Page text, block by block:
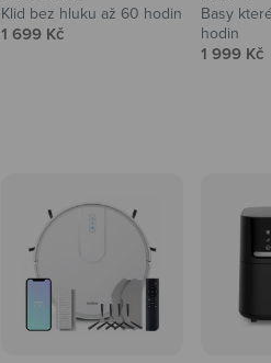
Klid bez hluku až 60 hodin
Prodejní cena
1 699 Kč
Basy
hodin
Prodejní
1 999 Kč